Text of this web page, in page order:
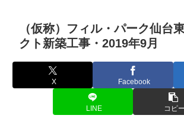
（仮称）フィル・パーク仙台
クト新築工事・2019年9月
X Facebook
LINE コピー